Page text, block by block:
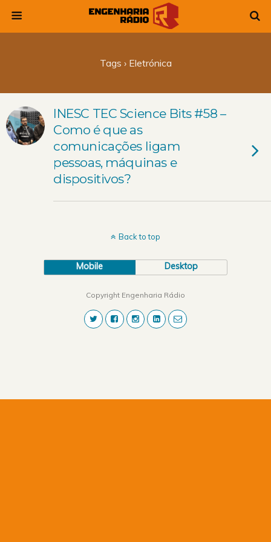
Tags › Eletrónica
INESC TEC Science Bits #58 –
Como é que as
comunicações ligam
pessoas, máquinas e
dispositivos?
Back to top
Mobile Desktop
Copyright Engenharia Rádio